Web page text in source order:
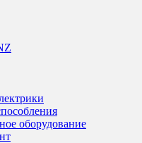
оборудование